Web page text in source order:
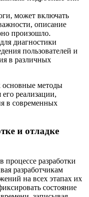
может включать
описание
произошло.
диагностики
пользователей и
в различных
основные методы
реализации,
в современных
и отладке
процессе разработки
разработчикам
на всех этапах их
состояние